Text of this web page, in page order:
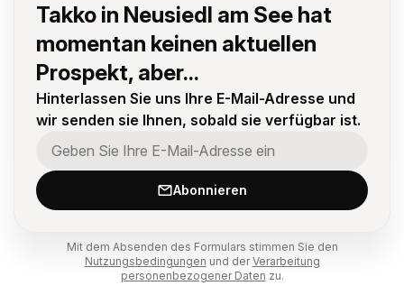
Takko in Neusiedl am See hat
momentan keinen aktuellen
Prospekt, aber...
Hinterlassen Sie uns Ihre E-Mail-Adresse und
wir senden sie Ihnen, sobald sie verfügbar ist.
Abonnieren
Mit dem Absenden des Formulars stimmen Sie den
Nutzungsbedingungen und derVerarbeitung
personenbezogener Daten zu.